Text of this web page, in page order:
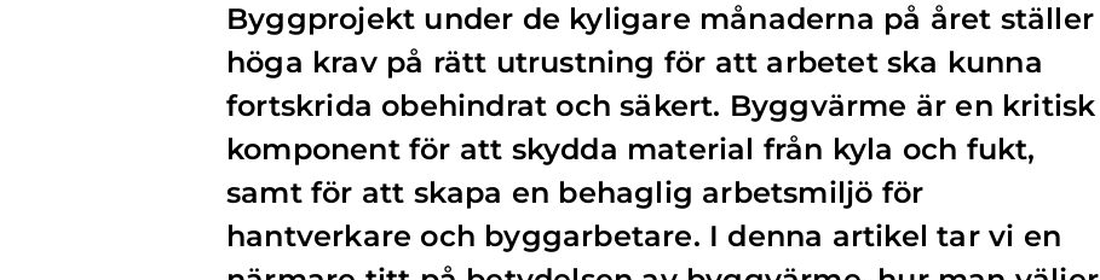
Byggprojekt under de kyligare månaderna på året ställer
höga krav på rätt utrustning för att arbetet ska kunna
fortskrida obehindrat och säkert. Byggvärme är en kritisk
komponent för att skydda material från kyla och fukt,
samt för att skapa en behaglig arbetsmiljö för
hantverkare och byggarbetare. I denna artikel tar vi en